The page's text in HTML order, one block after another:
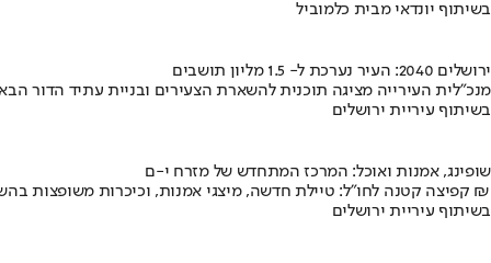
בשיתוף יונדאי מבית כלמוביל
ירושלים 2040: העיר נערכת ל- 1.5 מליון תושבים
מנכ"לית העירייה מציגה תוכנית להשארת הצעירים ובניית עתיד הדור
בשיתוף עיריית ירושלים
שופינג, אמנות ואוכל: המרכז המתחדש של מזרח י-ם
קפיצה קטנה לחו"ל: טיילת חדשה, מיצגי אמנות, וכיכרות משופצות בהשקעה של 100 מיליון ₪
בשיתוף עיריית ירושלים